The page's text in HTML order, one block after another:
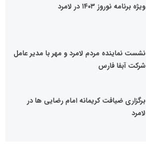
ویژه برنامه نوروز ۱۴۰۳ در لامرد
نشست نماینده مردم لامرد و مهر با مدیر عامل
شرکت آبفا فارس
برگزاری ضیافت کریمانه امام رضایی ها در
لامرد